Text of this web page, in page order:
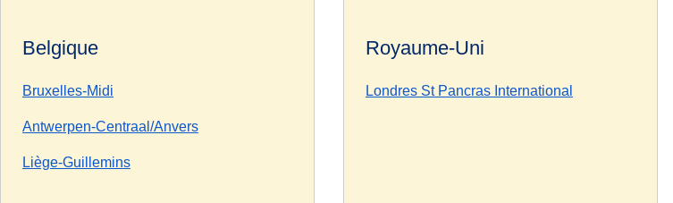
Belgique
Bruxelles-Midi
Antwerpen-Centraal/Anvers
Liège-Guillemins
Royaume-Uni
Londres St Pancras International